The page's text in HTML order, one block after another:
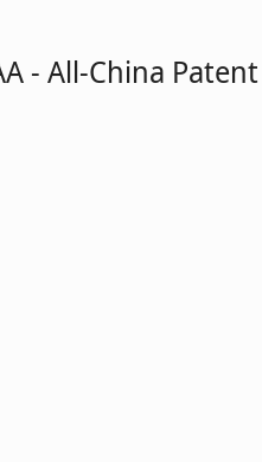
- All-China